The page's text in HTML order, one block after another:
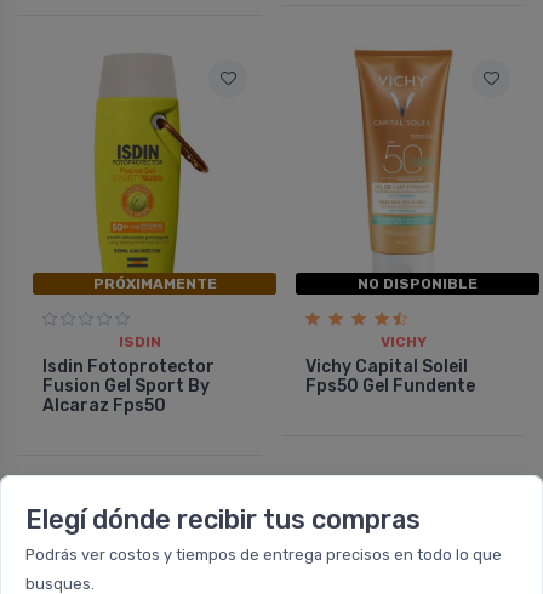
Elegí dónde recibir tus compras
Podrás ver costos y tiempos de entrega precisos en todo lo que
busques.
PRÓXIMAMENTE
ISDIN
Isdin Fotoprotector
Fusion Gel Sport By
Alcaraz Fps50
NO DISPONIBLE
VICHY
Vichy Capital Soleil
Fps50 Gel Fundente